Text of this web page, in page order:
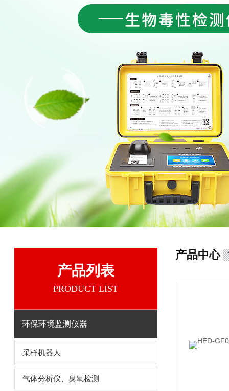
产品列表
PRODUCT LIST
环保环境监测仪器
采样机器人
气体分析仪、臭氧检测
产品中心